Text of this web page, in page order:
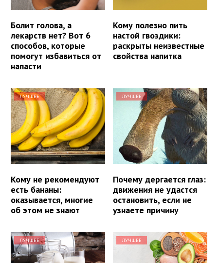
Болит голова, а
лекарств нет? Вот 6
способов, которые
помогут избавиться от
напасти
Кому полезно пить
настой гвоздики:
раскрыты неизвестные
свойства напитка
ЛУЧШЕЕ
Кому не рекомендуют
есть бананы:
оказывается, многие
об этом не знают
ЛУЧШЕЕ
Почему дергается глаз:
движения не удастся
остановить, если не
узнаете причину
ЛУЧШЕЕ ЛУЧШЕЕ